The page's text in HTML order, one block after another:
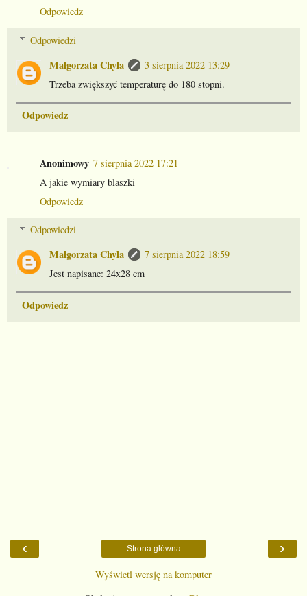
Odpowiedz
Odpowiedzi
Małgorzata Chyla
3 sierpnia 2022 13:29
Trzeba zwiększyć temperaturę do 180 stopni.
Odpowiedz
Anonimowy 7 sierpnia 2022 17:21
A jakie wymiary blaszki
Odpowiedz
Odpowiedzi
Małgorzata Chyla
7 sierpnia 2022 18:59
Jest napisane: 24x28 cm
Odpowiedz
‹ ›
Strona główna
Wyświetl wersję na komputer